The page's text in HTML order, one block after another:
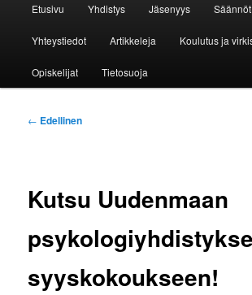
Etusivu Yhdistys Jäsenyys Säännöt
Yhteystiedot Artikkeleja Koulutus ja
Opiskelijat Tietosuoja
Artikkelien
← Edellinen
Kutsu Uudenmaan
syyskokoukseen!